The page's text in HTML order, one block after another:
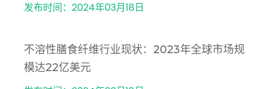
发布时间：2024年03月18日
不溶性膳食纤维行业现状：2023年全球市场规
模达22亿美元